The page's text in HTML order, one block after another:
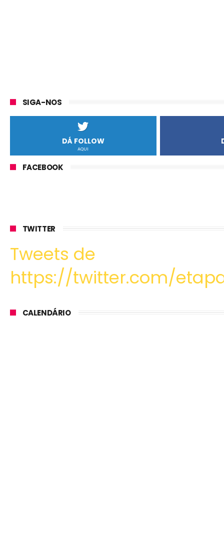
SIGA-NOS
DÁ FOLLOW
AQUI
FACEBOOK
TWITTER
Tweets de
https://twitter.com/
CALENDÁRIO